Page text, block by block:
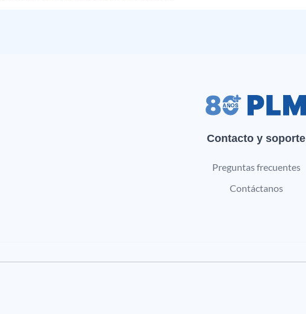
Contacto y soporte
Preguntas frecuentes
Contáctanos